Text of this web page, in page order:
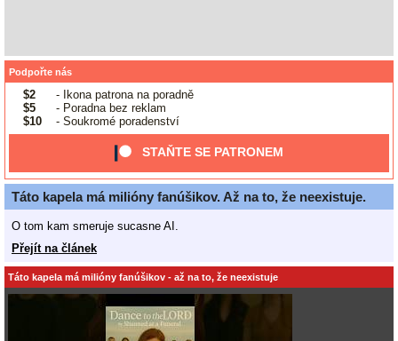
Podpořte nás
$2
- Ikona patrona na poradně
$5
- Poradna bez reklam
$10
- Soukromé poradenství
STAŇTE SE PATRONEM
Táto kapela má milióny fanúšikov. Až na to, že neexistuje.
O tom kam smeruje sucasne AI.
Přejít na článek
Táto kapela má milióny fanúšikov - až na to, že neexistuje